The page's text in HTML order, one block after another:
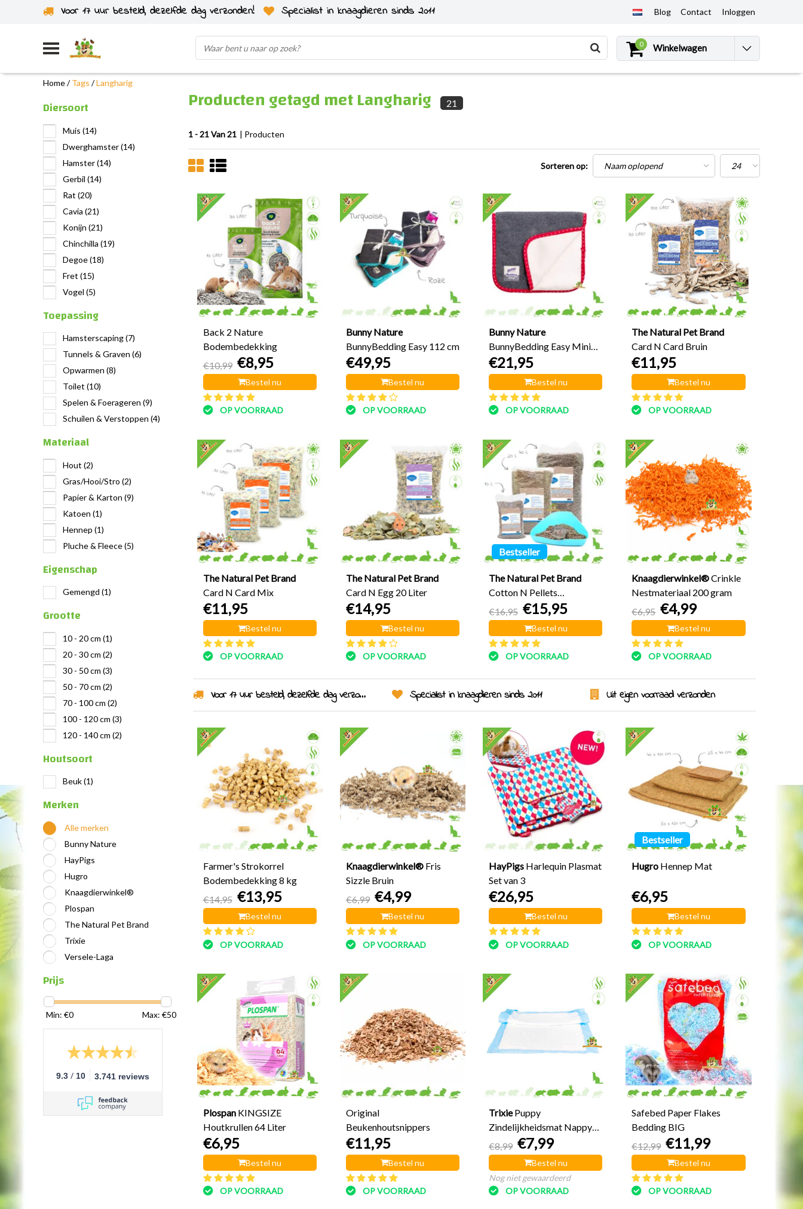
Voor 17 uur besteld, dezelfde dag verzonden!
Specialist in knaagdieren sinds 2011
Uit eigen voorraad verzonden
Blog Contact Inloggen
0 Winkelwagen
Home/Tags /Langharig
Diersoort
Muis (14)
Dwerghamster(14)
Hamster(14)
Gerbil (14)
Rat (20)
Cavia (21)
Konijn (21)
Chinchilla (19)
Degoe(18)
Fret (15)
Vogel (5)
Toepassing
Hamsterscaping(7)
Tunnels & Graven (6)
Opwarmen (8)
Toilet (10)
Spelen & Foerageren (9)
Schuilen & Verstoppen (4)
Materiaal
Hout (2)
Gras/Hooi/Stro (2)
Papier & Karton (9)
Katoen (1)
Hennep (1)
Pluche & Fleece(5)
Eigenschap
Gemengd (1)
Grootte
10 - 20 cm (1)
20 - 30 cm (2)
30 - 50 cm (3)
50 - 70 cm (2)
70 - 100 cm (2)
100 - 120 cm (3)
120 - 140 cm (2)
Houtsoort
Beuk(1)
Merken
Alle merken
Bunny Nature
HayPigs
Hugro
Knaagdierwinkel®
Plospan
The Natural Pet Brand
Trixie
Versele-Laga
Prijs
Min: €0 Max: €50
9.3 / 10 3.741 reviews
Producten getagd met Langharig 21
1 - 21 Van 21 | Producten
Sorteren op:
Back 2 Nature
Bodembedekking
€10,99 €8,95
Bestel nu
OP VOORRAAD
Bunny Nature
BunnyBedding Easy 112 cm
€49,95
Bestel nu
OP VOORRAAD
Bunny Nature
BunnyBedding Easy Mini
48 cm
€21,95
Bestel nu
OP VOORRAAD
The Natural Pet Brand
Card N Card Bruin
€11,95
Bestel nu
OP VOORRAAD
The Natural Pet Brand
Card N Card Mix
€11,95
Bestel nu
OP VOORRAAD
The Natural Pet Brand
Card N Egg 20 Liter
€14,95
Bestel nu
OP VOORRAAD
Bestseller
The Natural Pet Brand
Cotton N Pellets
Katoenkorrel
€16,95 €15,95
Bestel nu
OP VOORRAAD
Knaagdierwinkel®Crinkle
Nestmateriaal 200 gram
€6,95 €4,99
Bestel nu
OP VOORRAAD
Voor 17 uur besteld, dezelfde dag verzonden! Specialist in knaagdieren sinds 2011 Uit eigen voorraad verzonden
Farmer's Strokorrel
Bodembedekking 8 kg
€14,95 €13,95
Bestel nu
OP VOORRAAD
Knaagdierwinkel® Fris
Sizzle Bruin
€6,99 €4,99
Bestel nu
OP VOORRAAD
HayPigs Harlequin Plasmat
Set van 3
€26,95
Bestel nu
OP VOORRAAD
Bestseller
Hugro Hennep Mat
€6,95
Bestel nu
OP VOORRAAD
Plospan KINGSIZE
Houtkrullen 64 Liter
€6,95
Bestel nu
OP VOORRAAD
Original
Beukenhoutsnippers
€11,95
Bestel nu
OP VOORRAAD
Trixie Puppy
Zindelijkheidsmat Nappy
Plasmat
€8,99 €7,99
Bestel nu
Nog niet gewaardeerd
OP VOORRAAD
Safebed Paper Flakes
Bedding BIG
€12,99 €11,99
Bestel nu
OP VOORRAAD